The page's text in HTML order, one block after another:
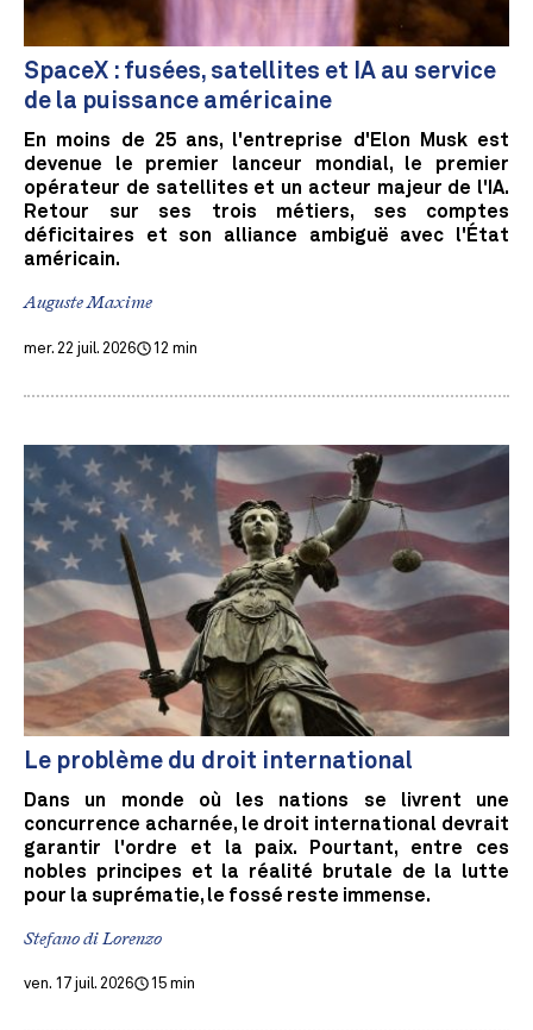
SpaceX : fusées, satellites et IA au service
de la puissance américaine
En moins de 25 ans, l'entreprise d'Elon Musk est
devenue le premier lanceur mondial, le premier
opérateur de satellites et un acteur majeur de l'IA.
Retour sur ses trois métiers, ses comptes
déficitaires et son alliance ambiguë avec l'État
américain.
Auguste Maxime
mer. 22 juil. 2026 12 min
Le problème du droit international
Dans un monde où les nations se livrent une
concurrence acharnée, le droit international devrait
garantir l'ordre et la paix. Pourtant, entre ces
nobles principes et la réalité brutale de la lutte
pour la suprématie, le fossé reste immense.
Stefano di Lorenzo
ven. 17 juil. 2026 15 min